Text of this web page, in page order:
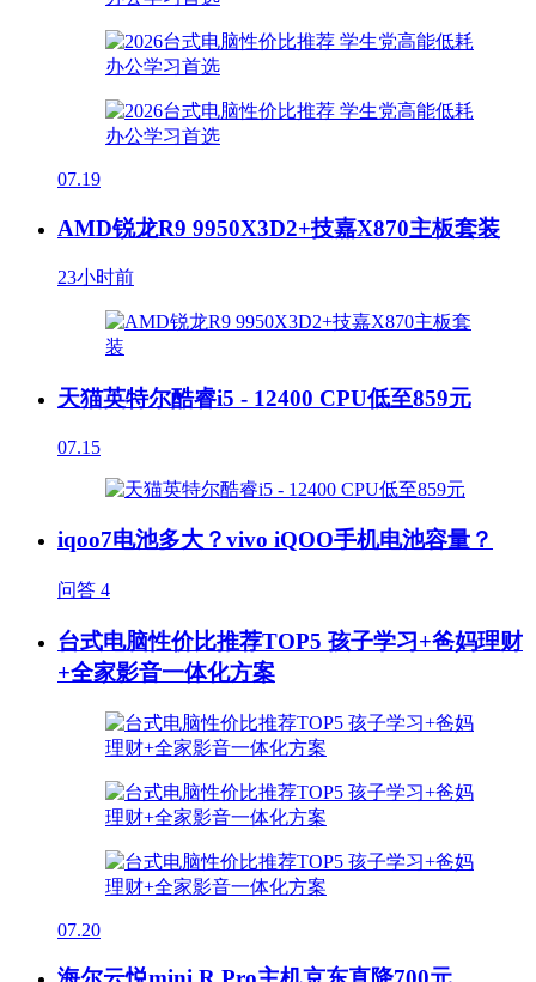
07.19
AMD锐龙R9 9950X3D2+技嘉X870主板套装
23小时前
天猫英特尔酷睿i5 - 12400 CPU低至859元
07.15
iqoo7电池多大？vivo iQOO手机电池容量？
问答 4
台式电脑性价比推荐TOP5 孩子学习+爸妈理财
+全家影音一体化方案
07.20